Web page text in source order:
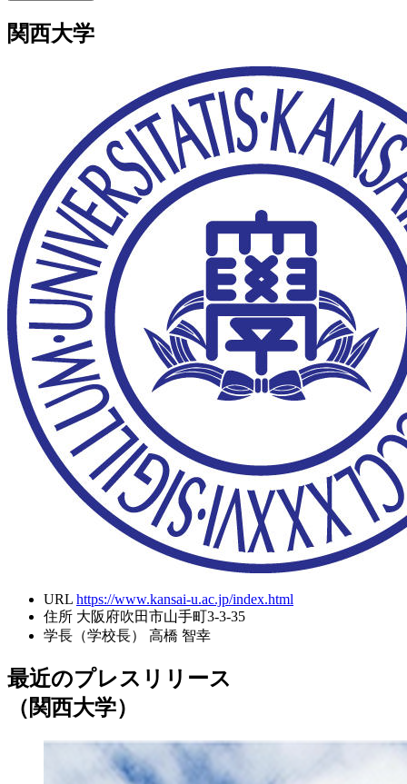
関西大学
URL https://www.kansai-u.ac.jp/index.html
住所 大阪府吹田市山手町3-3-35
学長（学校長）
高橋 智幸
最近のプレスリリース
（関西大学）